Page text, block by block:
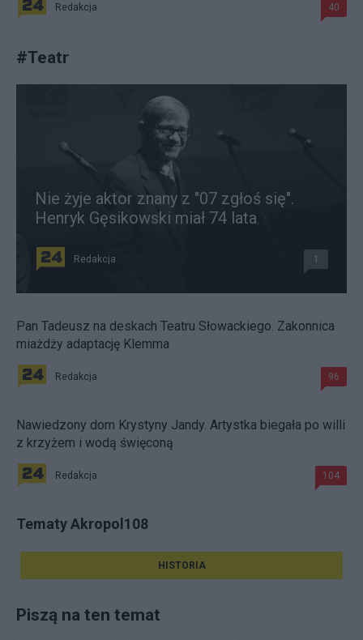
Redakcja 40
#Teatr
Nie żyje aktor znany z "07 zgłoś się".
Henryk Gęsikowski miał 74 lata
Redakcja 1
Pan Tadeusz na deskach Teatru Słowackiego. Zakonnica
miażdży adaptację Klemma
Redakcja 96
Nawiedzony dom Krystyny Jandy. Artystka biegała po willi
z krzyżem i wodą święconą
Redakcja 104
Tematy Akropol108
HISTORIA
Piszą na ten temat